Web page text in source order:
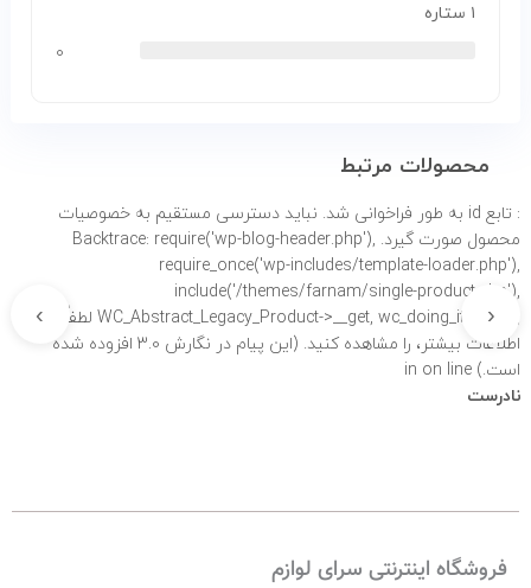
۱ ستاره
۰
محصولات مرتبط
: تابع id به طور
فراخوانی شد. نباید دسترسی مستقیم به خصوصیات
محصول صورت گیرد. Backtrace: require('wp-blog-header.php'),
require_once('wp-includes/template-loader.php'),
include('/themes/farnam/single-product.php'),
WC_Abstract_Legacy_Product->__get, wc_doing_it_wrong لطفاً برای
اطلاعات بیشتر،
را مشاهده کنید. (این پیام در نگارش 3.0 افزوده شده
است.) in on line
نادرست
‹
›
فروشگاه اینترنتی سرای لوازم